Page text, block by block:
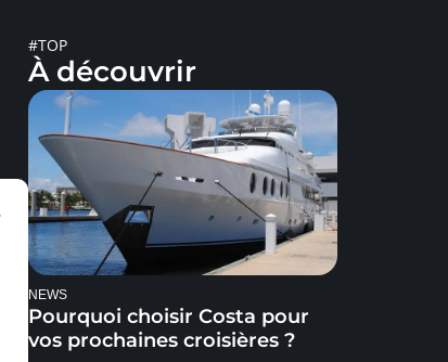
#TOP
À découvrir
NEWS
Pourquoi choisir Costa pour
vos prochaines croisières ?